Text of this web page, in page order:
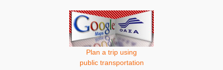
Plan a trip using
public transportation